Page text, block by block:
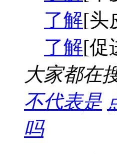
了解[头
了解[促
大家都在
不代表是
吗